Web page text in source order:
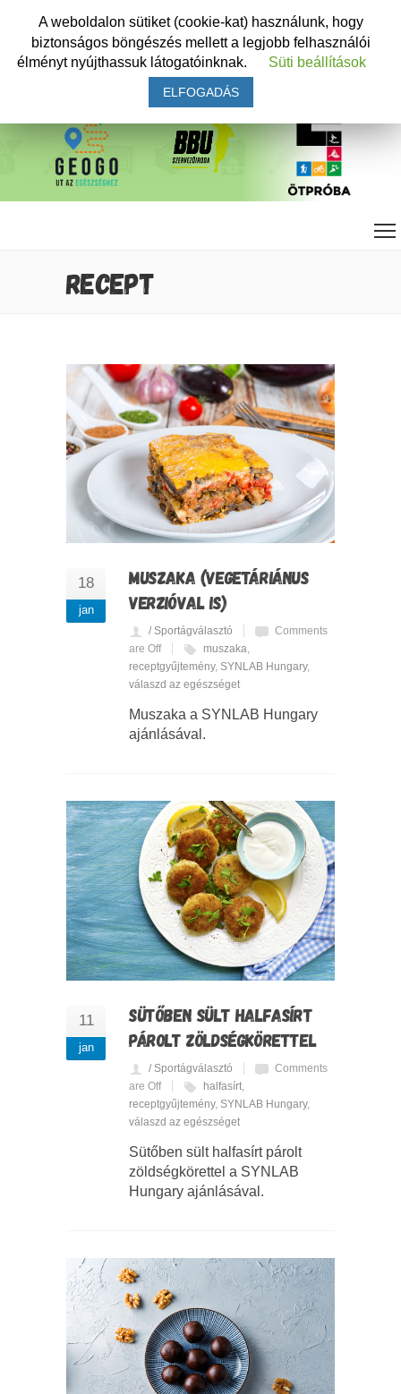
RECEPT
18
jan
MUSZAKA (VEGETÁRIÁNUS
VERZIÓVAL IS)
/ Sportágválasztó
Comments
are Off
muszaka,
receptgyűjtemény, SYNLAB Hungary,
válaszd az egészséget
Muszaka a SYNLAB Hungary
ajánlásával.
11
jan
SÜTŐBEN SÜLT HALFASÍRT
PÁROLT ZÖLDSÉGKÖRETTEL
/ Sportágválasztó
Comments
are Off
halfasírt
receptgyűjtemény, SYNLAB Hungary,
válaszd az egészséget
Sütőben sült halfasírt párolt
zöldségkörettel a SYNLAB
Hungary ajánlásával.
A weboldalon sütiket (cookie-kat) használunk, hogy
biztonságos böngészés mellett a legjobb felhasználói
élményt nyújthassuk látogatóinknak.
Süti beállítások
ELFOGADÁS